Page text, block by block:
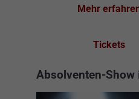
Mehr
Tickets
Absolventen-